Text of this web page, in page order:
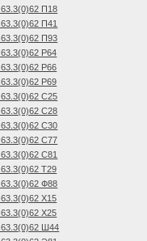
63.3(0)62 П18
63.3(0)62 П41
63.3(0)62 П93
63.3(0)62 Р64
63.3(0)62 Р66
63.3(0)62 Р69
63.3(0)62 С25
63.3(0)62 С28
63.3(0)62 С30
63.3(0)62 С77
63.3(0)62 С81
63.3(0)62 Т29
63.3(0)62 Ф88
63.3(0)62 Х15
63.3(0)62 Х25
63.3(0)62 Ш44